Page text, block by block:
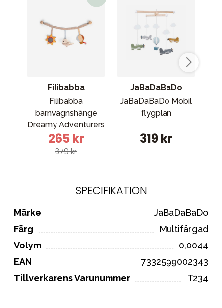
Filibabba
Filibabba
barnvagnshänge
Dreamy Adventurers
265 kr
379 kr
JaBaDaBaDo
JaBaDaBaDo Mobil
flygplan
319 kr
SPECIFIKATION
Märke
JaBaDaBaDo
Färg
Multifärgad
Volym
0,0044
EAN
7332599002343
Tillverkarens Varunummer
T234